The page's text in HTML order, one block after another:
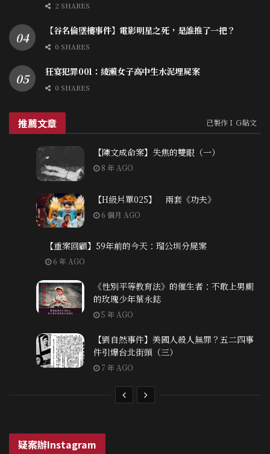
2 SHARES
【谷名倫墜樓事件】電影明星之死，是誰推了一把？
0 SHARES
狂宴犯罪001：綾瀨女子高中生水泥埋屍案
0 SHARES
推薦文章 已製作ＩＧ貼文
【陳文成命案】失焦的雙眼（一）
8 年 AGO
【H級片單025】 兩套《功夫》
6 個月 AGO
【重案回顧】59年前的今天：瑠公圳分屍案
6 年 AGO
《性別平等教育法》的催生者：不敢上男廁
的玫瑰少年葉永鋕
5 年 AGO
【劉自然事件】美國人殺人無罪？五二四事
件引爆台北街頭（三）
7 年 AGO
疑案辦Instagram